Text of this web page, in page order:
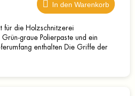
In den Warenkorb
für die Holzschnitzerei
graue Polierpaste und ein
enthalten Die Griffe der